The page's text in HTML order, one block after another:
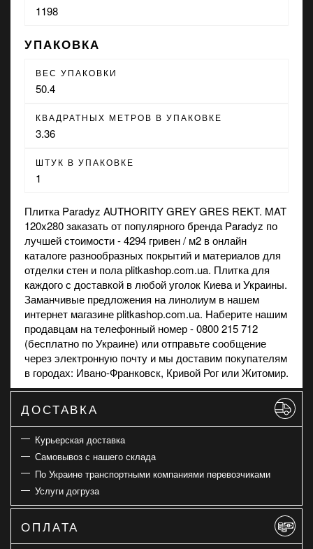
1198
УПАКОВКА
ВЕС УПАКОВКИ
50.4
КВАДРАТНЫХ МЕТРОВ В УПАКОВКЕ
3.36
ШТУК В УПАКОВКЕ
1
Плитка Paradyz AUTHORITY GREY GRES REKT. MAT
120x280 заказать от популярного бренда Paradyz по
лучшей стоимости - 4294 гривен / м2 в онлайн
каталоге разнообразных покрытий и материалов для
отделки стен и пола plitkashop.com.ua. Плитка для
каждого с доставкой в любой уголок Киева и Украины.
Заманчивые предложения на линолиум в нашем
интернет магазине plitkashop.com.ua. Наберите нашим
продавцам на телефонный номер - 0800 215 712
(бесплатно по Украине) или отправьте сообщение
через электронную почту и мы доставим покупателям
в городах: Ивано-Франковск, Кривой Рог или Житомир.
ДОСТАВКА
Курьерская доставка
Самовывоз с нашего склада
По Украине транспортными компаниями перевозчиками
Услуги догруза
ОПЛАТА